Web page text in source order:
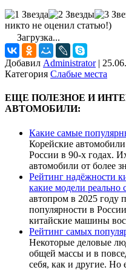
никто не оценил статью!)
Загрузка...
Добавил Administrator |
Категория Слабые места
ЕЩЕ ПОЛЕЗНОЕ И
АВТОМОБИЛИ:
Какие самые
Корейские
России в 90-х годах.
автомобили от более
Рейтинг надёжности
какие модели реально
автопром в 2025 году
популярности в
китайские машины
Рейтинг самых
Некоторые деловые
общей массы и в
себя, как и другие. Но